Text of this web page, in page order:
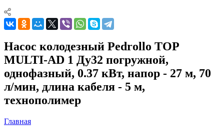
Насос колодезный Pedrollo TOP
MULTI-AD 1 Ду32 погружной,
однофазный, 0.37 кВт, напор - 27 м, 70
л/мин, длина кабеля - 5 м,
технополимер
Главная